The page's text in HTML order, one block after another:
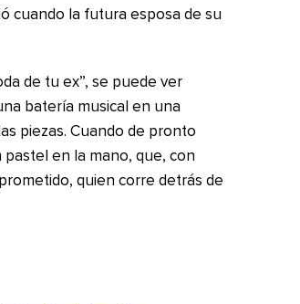
cuando la futura esposa de su
de tu ex”, se puede ver
batería musical en una
piezas. Cuando de pronto
en la mano, que, con
quien corre detrás de